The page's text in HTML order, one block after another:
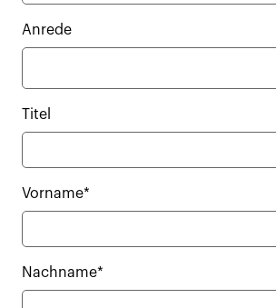
Anrede
Titel
Vorname*
Nachname*